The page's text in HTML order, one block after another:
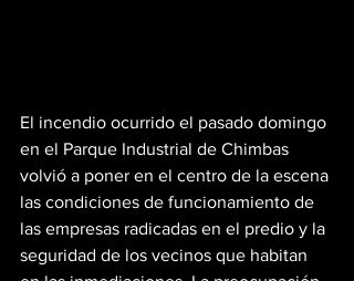
El incendio ocurrido el pasado domingo
en el Parque Industrial de Chimbas
volvió a poner en el centro de la escena
las condiciones de funcionamiento de
las empresas radicadas en el predio y la
seguridad de los vecinos que habitan